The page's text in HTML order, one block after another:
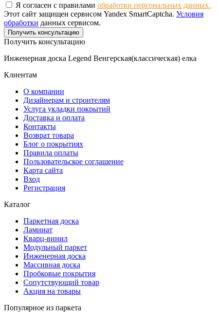
Я согласен с правилами обработки персональных данных.
Этот сайт защищен сервисом Yandex SmartCaptcha. Условия
обработки данных сервисом.
Получить консультацию
Получить консультацию
Инженерная доска Legend Венгерская(классическая) елка
Клиентам
О компании
Дизайнерам и строителям
Услуга укладки покрытий
Доставка и оплата
Контакты
Возврат товара
Блог о покрытиях
Правила оплаты
Пользовательское соглашение
Карта сайта
Вход
Регистрация
Каталог
Паркетная доска
Ламинат
Кварц-винил
Модульный паркет
Инженерная доска
Массивная доска
Пробковые покрытия
Сопутствующий товар
Акция на товары
Популярное из паркета